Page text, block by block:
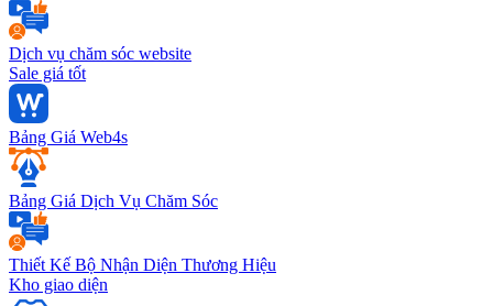
Dịch vụ chăm sóc website
Sale giá tốt
Bảng Giá Web4s
Bảng Giá Dịch Vụ Chăm Sóc
Thiết Kế Bộ Nhận Diện Thương Hiệu
Kho giao diện